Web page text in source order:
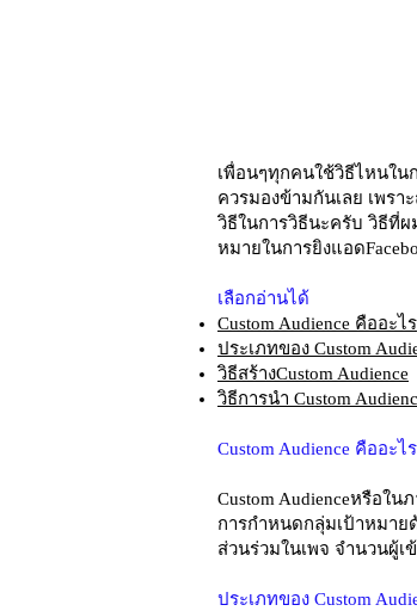
เพื่อนๆทุกคนใช้วิธีไหนใน
ควรมองข้ามกันเลย เพร
วิธีในการวิธีนะครับ วิธีที่
หมายในการยิงแอด
เลือกอ่านได้
Custom Audience คืออะไร
ประเภทของ Custom
วิธีสร้างCustom Audience
วิธีการนำ Custom
Custom Audience คืออะไร
Custom Audienceหรือใ
การกำหนดกลุ่มเป้าหมา
ส่วนร่วมในเพจ จำนวนผู้
ประเภทของ Custom